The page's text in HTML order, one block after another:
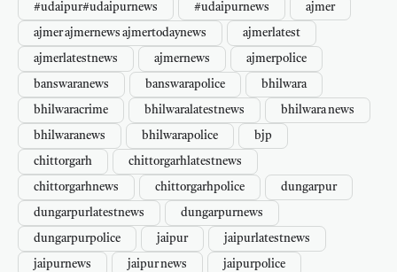
#udaipur#udaipurnews #udaipurnews ajmer
ajmer ajmernews ajmertodaynews ajmerlatest
ajmerlatestnews ajmernews ajmerpolice
banswaranews banswarapolice bhilwara
bhilwaracrime bhilwaralatestnews bhilwara news
bhilwaranews bhilwarapolice bjp
chittorgarh chittorgarhlatestnews
chittorgarhnews chittorgarhpolice dungarpur
dungarpurlatestnews dungarpurnews
dungarpurpolice jaipur jaipurlatestnews
jaipurnews jaipur news jaipurpolice